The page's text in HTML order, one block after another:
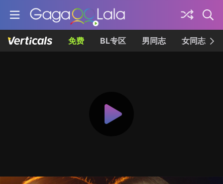
免费 BL专区 男同志 女同志